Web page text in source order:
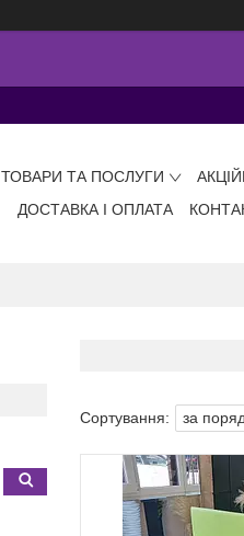
ТОВАРИ ТА ПОСЛУГИ
ДОСТАВКА І ОПЛАТА